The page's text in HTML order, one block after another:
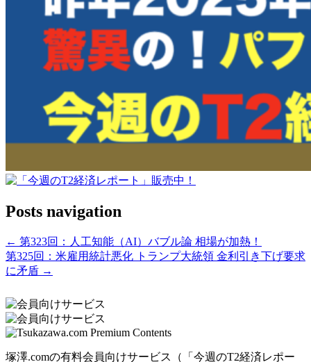
Posts navigation
← 第323回：人工知能（AI）バブル論 相場が加熱！
第325回：米雇用統計悪化 トランプ大統領 金利引き下げ要求
に矛盾 →
塚澤.comの有料会員向けサービス（「今週のT2経済レポー